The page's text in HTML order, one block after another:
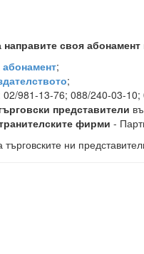
своя
абонамент;
;
02/981-13-76; 088/240-03-10;
представители
фирми -
ни